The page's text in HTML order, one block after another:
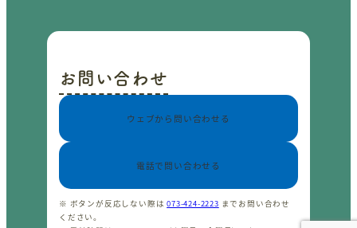
お問い合わせ
ウェブから問い合わせる
電話で問い合わせる
※ ボタンが反応しない際は073-424-2223 までお問い合わせ
ください。